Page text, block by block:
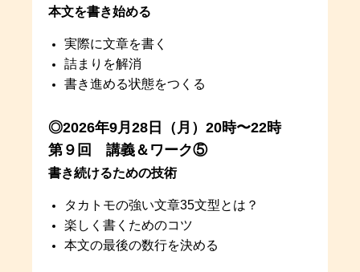
本文を書き始める
実際に文章を書く
詰まりを解消
書き進める状態をつくる
◎2026年9月28日（月）20時〜22時
第９回 講義＆ワーク⑤
書き続けるための技術
タカトモの強い文章35文型とは？
楽しく書くためのコツ
本文の最後の数行を決める